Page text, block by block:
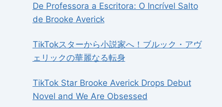
De Professora a Escritora: O Incrível Salto
de Brooke Averick
TikTokスターから小説家へ！ブルック・アヴ
ェリックの華麗なる転身
TikTok Star Brooke Averick Drops Debut
Novel and We Are Obsessed